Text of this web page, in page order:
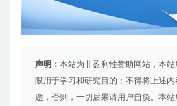
声明： 本站为非盈利性赞助网站，本
限用于学习和研究目的；不得将上述
途，否则，一切后果请用户自负。本